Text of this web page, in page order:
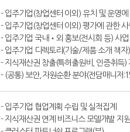
- 입주기업(창업센터 이외) 유치 및 운영에
- 입주기업(창업센터 이외) 평가에 관한 사
- 입주기업 국내‧외 홍보(전시회 등) 사
- 입주기업 디렉토리(기술/제품 소개 책자
- 지식재산권 창출(특허출원비, 인증취득)
- (공통) 보안, 자원순환 분야(전담매니저
- 입주기업 협업계획 수립 및 실적집계
- 지식재산권 연계 비즈니스 모델개발 지